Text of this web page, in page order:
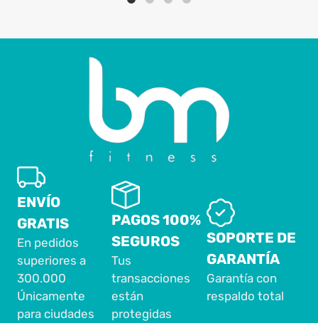
ENVÍO
GRATIS
En pedidos
superiores a
300.000
Únicamente
para ciudades
PAGOS 100%
SEGUROS
Tus
transacciones
están
protegidas
SOPORTE DE
GARANTÍA
Garantía con
respaldo total